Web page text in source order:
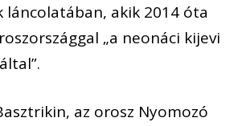
láncolatában, akik 2014 óta
„a neonáci kijevi
az orosz Nyomozó